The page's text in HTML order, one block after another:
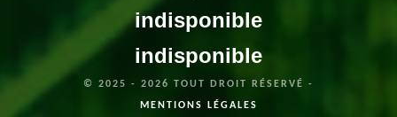
indisponible
indisponible
© 2025 - 2026 TOUT DROIT RÉSERVÉ -
MENTIONS LÉGALES